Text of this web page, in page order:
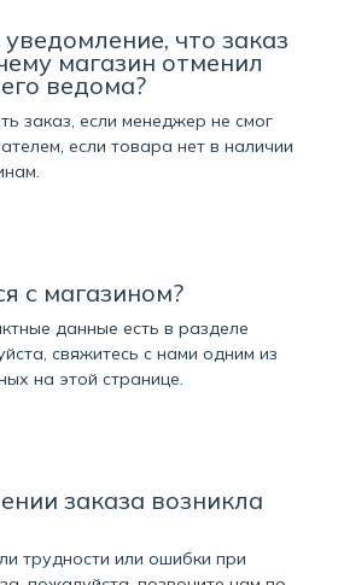
что заказ
магазин отменил
ведома?
заказ, если менеджер не смог
если товара нет в наличии
с магазином?
данные есть в разделе
свяжитесь с нами одним из
на этой странице.
заказа возникла
трудности или ошибки при